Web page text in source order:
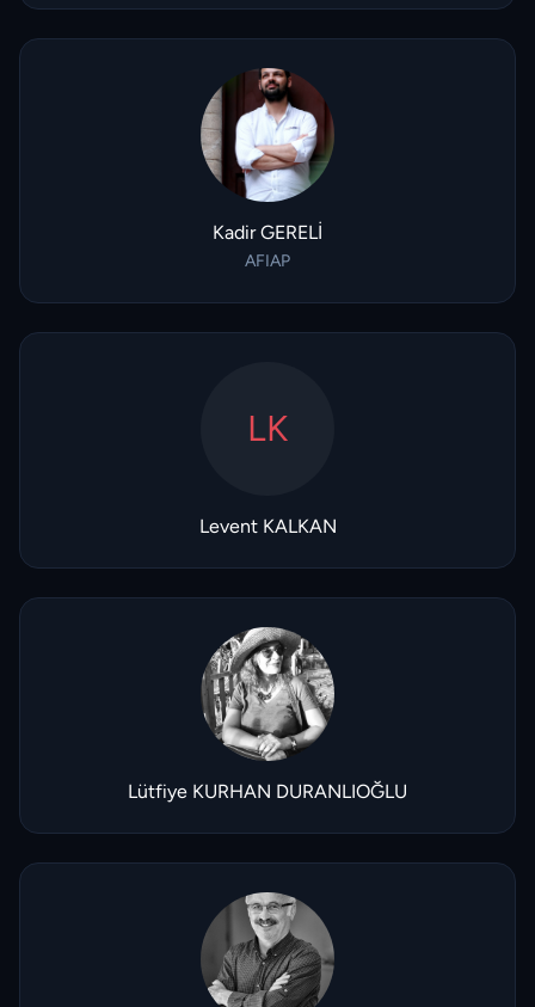
Kadir GERELİ
AFIAP
LK
Levent KALKAN
Lütfiye KURHAN DURANLIOĞLU